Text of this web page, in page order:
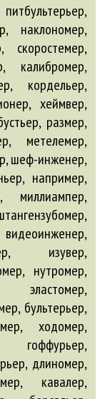
наклономер,
скоростемер,
калибромер,
кордельер,
хеймвер,
размер,
метелемер,
шеф-инженер,
например,
миллиампер,
изувер,
нутромер,
эластомер,
бультерьер,
ходомер,
гоффурьер,
, длиномер,
кавалер,